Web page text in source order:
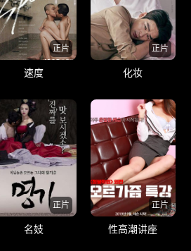
正片
速度
正片
化妆
正片
名妓
正片
性高潮讲座